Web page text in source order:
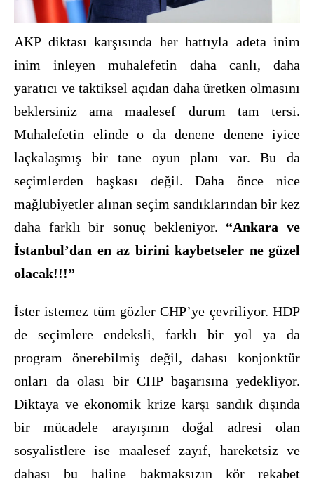
AKP diktası karşısında her hattıyla adeta inim
inim inleyen muhalefetin daha canlı, daha
yaratıcı ve taktiksel açıdan daha üretken olmasını
beklersiniz ama maalesef durum tam tersi.
Muhalefetin elinde o da denene denene iyice
laçkalaşmış bir tane oyun planı var. Bu da
seçimlerden başkası değil. Daha önce nice
mağlubiyetler alınan seçim sandıklarından bir kez
daha farklı bir sonuç bekleniyor. “Ankara ve
İstanbul’dan en az birini kaybetseler ne güzel
olacak!!!”
İster istemez tüm gözler CHP’ye çevriliyor. HDP
de seçimlere endeksli, farklı bir yol ya da
program önerebilmiş değil, dahası konjonktür
onları da olası bir CHP başarısına yedekliyor.
Diktaya ve ekonomik krize karşı sandık dışında
bir mücadele arayışının doğal adresi olan
sosyalistlere ise maalesef zayıf, hareketsiz ve
dahası bu haline bakmaksızın kör rekabet